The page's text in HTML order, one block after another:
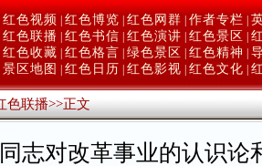
红色视频 红色博览 红色网群 作者专栏
红色联播 红色书信 红色演讲 红色景区
红色收藏 红色格言 绿色景区 红色精神
景区地图
红色日历 红色影视 红色文化
色联播>>正文
志对改革事业的认识论